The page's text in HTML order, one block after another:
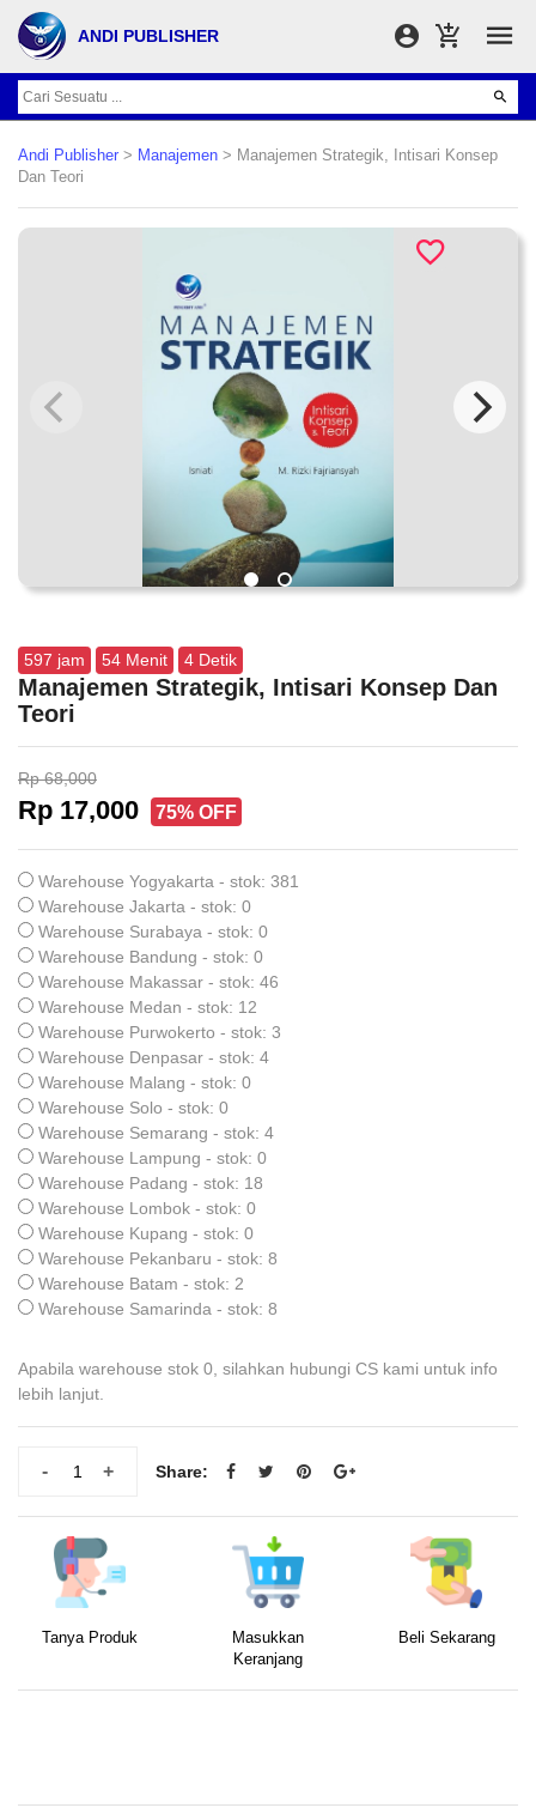
ANDI PUBLISHER
Andi Publisher > Manajemen > Manajemen Strategik, Intisari Konsep
Dan Teori
597 jam 54 Menit 3 Detik
Manajemen Strategik, Intisari Konsep Dan
Teori
Rp 68,000
Rp 17,000 75% OFF
Warehouse Yogyakarta - stok: 381
Warehouse Jakarta - stok: 0
Warehouse Surabaya - stok: 0
Warehouse Bandung - stok: 0
Warehouse Makassar - stok: 46
Warehouse Medan - stok: 12
Warehouse Purwokerto - stok: 3
Warehouse Denpasar - stok: 4
Warehouse Malang - stok: 0
Warehouse Solo - stok: 0
Warehouse Semarang - stok: 4
Warehouse Lampung - stok: 0
Warehouse Padang - stok: 18
Warehouse Lombok - stok: 0
Warehouse Kupang - stok: 0
Warehouse Pekanbaru - stok: 8
Warehouse Batam - stok: 2
Warehouse Samarinda - stok: 8
Apabila warehouse stok 0, silahkan hubungi CS kami untuk info
lebih lanjut.
+
- Share:
Tanya Produk
Masukkan
Keranjang
Beli Sekarang